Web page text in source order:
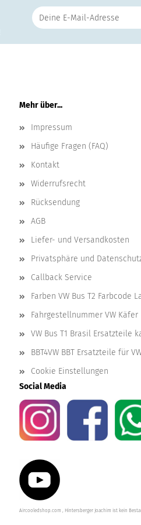
Mehr über...
Impressum
Häufige Fragen (FAQ)
Kontakt
Widerrufsrecht
Rücksendung
AGB
Liefer- und Versandkosten
Privatsphäre und
Callback Service
Farben VW Bus T2 Farbcode
Fahrgestellnummer VW Käfer
VW Bus T1 Brasil Ersatzteile
BBT4VW BBT Ersatzteile für
Cookie Einstellungen
Social Media
Aircooledshop.com , Hintersberger Joachim ist kein